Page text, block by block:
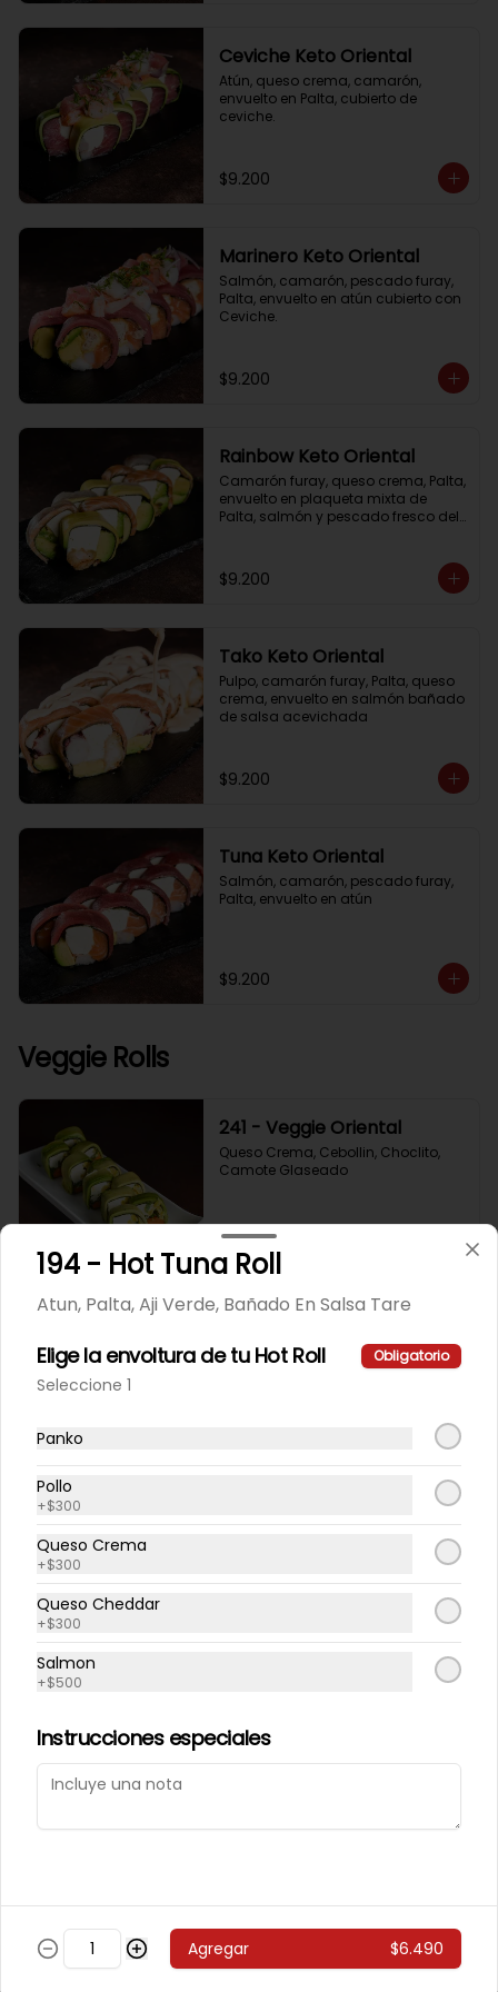
Ceviche Keto Oriental
Atún, queso crema, camarón,
envuelto en Palta, cubierto de
ceviche.
$9.200
Marinero Keto Oriental
Salmón, camarón, pescado furay,
Palta, envuelto en atún cubierto con
Ceviche.
$9.200
Rainbow Keto Oriental
Camarón furay, queso crema, Palta,
envuelto en plaqueta mixta de
Palta, salmón y pescado fresco del
$9.200
Tako Keto Oriental
Pulpo, camarón furay, Palta, queso
crema, envuelto en salmón bañado
de salsa acevichada
$9.200
Tuna Keto Oriental
Salmón, camarón, pescado furay,
Palta, envuelto en atún
$9.200
Veggie Rolls
241 - Veggie Oriental
Queso Crema, Cebollin, Choclito,
Camote Glaseado
$6.200
Camote Glaseado, Palta, Cebolla
243 - Avocado Veggie
Palmito, Choclito, Queso Crema,
244 - Hot Mushroom
Pimenton
245 - Veggi Almond
Champiñon Tempura, Palta,
Topping De Almendras Bañado En
194 - Hot Tuna Roll
Atun, Palta, Aji Verde, Bañado En Salsa Tare
Elige la envoltura de tu Hot Roll Obligatorio
Seleccione 1
Panko
Pollo
+$300
Queso Crema
+$300
Queso Cheddar
+$300
Salmon
+$500
Instrucciones especiales
Agregar $6.490